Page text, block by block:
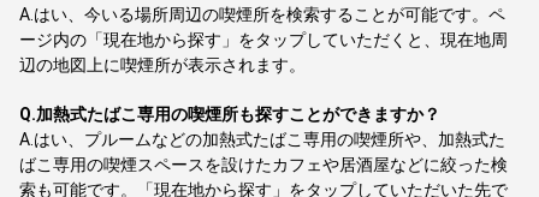
A. はい、今いる場所周辺の喫煙所を検索することが可能です。ペ
ージ内の「現在地から探す」をタップしていただくと、現在地周
辺の地図上に喫煙所が表示されます。
Q.加熱式たばこ専用の喫煙所も探すことができますか？
A. はい、プルームなどの加熱式たばこ専用の喫煙所や、加熱式た
ばこ専用の喫煙スペースを設けたカフェや居酒屋などに絞った検
索も可能です。「現在地から探す」をタップしていただいた先で